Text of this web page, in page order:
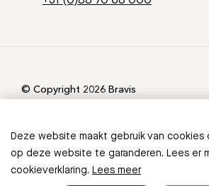
Deze website maakt gebruik van cookies
op deze website te garanderen. Lees er
cookieverklaring. Lees meer
© Copyright 2026 Bravis